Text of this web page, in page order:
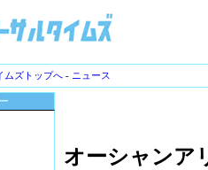
ムズトップへ - ニュース
オーシャンア